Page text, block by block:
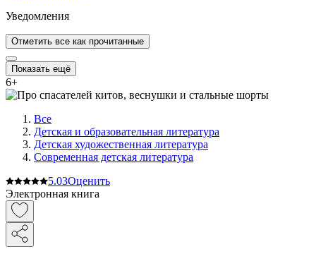
Уведомления
Отметить все как прочитанные
Показать ещё
6+
Все
Детская и образовательная литература
Детская художественная литература
Современная детская литература
5.03Оценить
Электронная книга